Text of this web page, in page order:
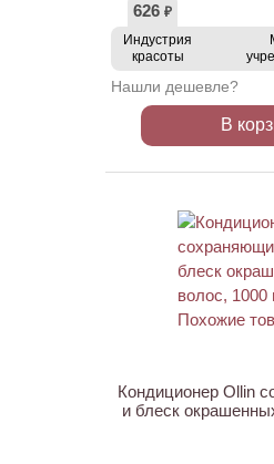
626 ₽
Индустрия
красоты
Нашли дешевле?
В
Кондиционер Ollin
и блеск